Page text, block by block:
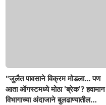
"जुलैत पावसाने विक्रम मोडला... पण
आता ऑगस्टमध्ये मोठा 'ब्रेक'? हवामान
विभागाच्या अंदाजाने बुलढाण्यातील